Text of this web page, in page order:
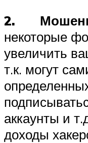
2.
некоторые
увеличить
т.к. могут
аккаунты и
доходы